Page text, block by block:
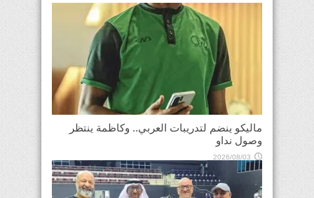
ماليكو ينضم لتدريبات العربي.. وكاظمة ينتظر
وصول نداو
2026/08/03